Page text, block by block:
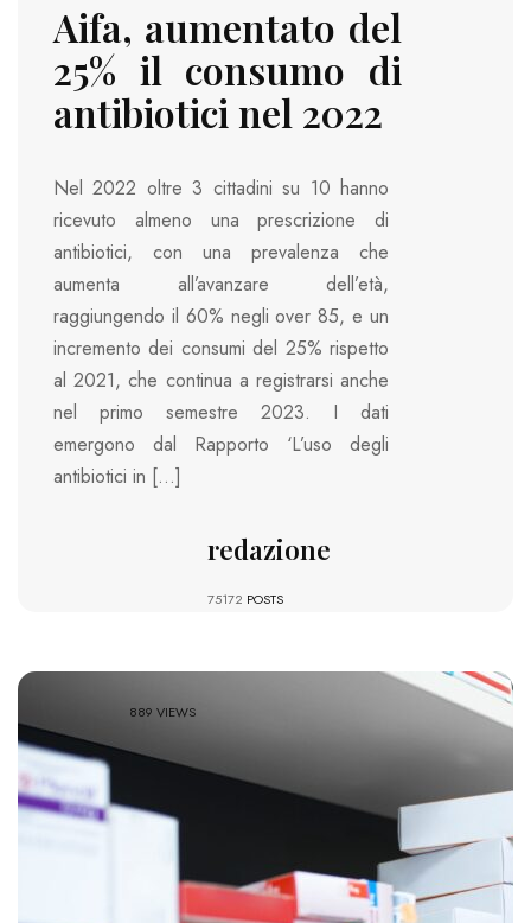
Aifa, aumentato del
25% il consumo di
antibiotici nel 2022
Nel 2022 oltre 3 cittadini su 10 hanno
ricevuto almeno una prescrizione di
antibiotici, con una prevalenza che
aumenta all’avanzare dell’età,
raggiungendo il 60% negli over 85, e un
incremento dei consumi del 25% rispetto
al 2021, che continua a registrarsi anche
nel primo semestre 2023. I dati
emergono dal Rapporto ‘L’uso degli
antibiotici in […]
redazione
75172 POSTS
889 VIEWS